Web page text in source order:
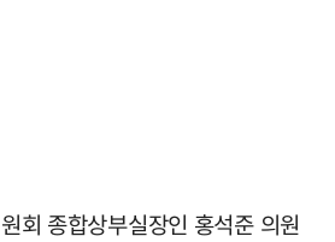
회 종합상부실장인 홍석준 의원